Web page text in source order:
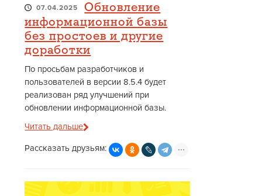
07.04.2025
Обновление
информационной базы
без простоев и другие
доработки
По просьбам разработчиков и
пользователей в версии 8.5.4 будет
реализован ряд улучшений при
обновлении информационной базы.
Читать дальше
Рассказать друзьям: